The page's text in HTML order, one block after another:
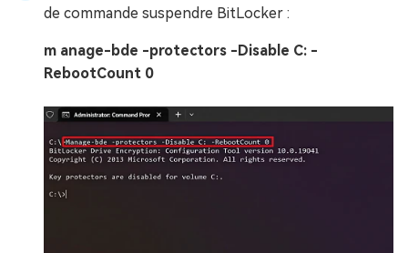
de commande suspendre BitLocker :
m anage-bde -protectors -Disable C: -
RebootCount 0